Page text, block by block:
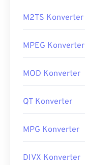
M2TS Konverter
MPEG Konverter
MOD Konverter
QT Konverter
MPG Konverter
DIVX Konverter